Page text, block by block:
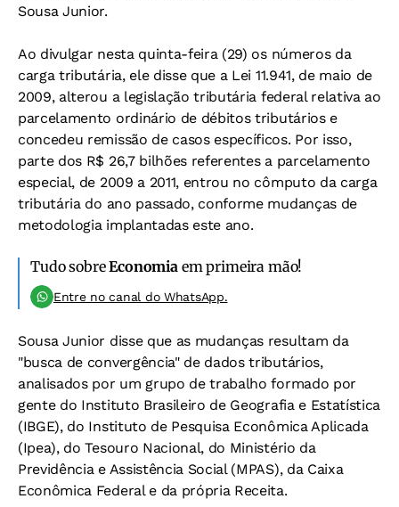
Sousa Junior.
Ao divulgar nesta quinta-feira (29) os números da
carga tributária, ele disse que a Lei 11.941, de maio de
2009, alterou a legislação tributária federal relativa ao
parcelamento ordinário de débitos tributários e
concedeu remissão de casos específicos. Por isso,
parte dos R$ 26,7 bilhões referentes a parcelamento
especial, de 2009 a 2011, entrou no cômputo da carga
tributária do ano passado, conforme mudanças de
metodologia implantadas este ano.
Tudo sobreEconomiaem primeira mão!
Entre no canal do WhatsApp.
Sousa Junior disse que as mudanças resultam da
"busca de convergência" de dados tributários,
analisados por um grupo de trabalho formado por
gente do Instituto Brasileiro de Geografia e Estatística
(IBGE), do Instituto de Pesquisa Econômica Aplicada
(Ipea), do Tesouro Nacional, do Ministério da
Previdência e Assistência Social (MPAS), da Caixa
Econômica Federal e da própria Receita.